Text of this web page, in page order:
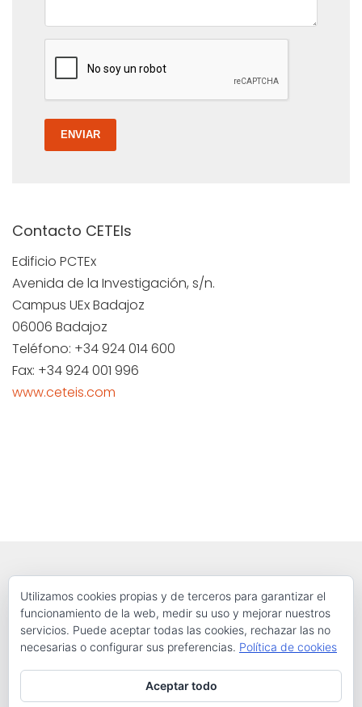
ENVIAR
Contacto CETEIs
Edificio PCTEx
Avenida de la Investigación, s/n.
Campus UEx Badajoz
06006 Badajoz
Teléfono: +34 924 014 600
Fax: +34 924 001 996
www.ceteis.com
El proyecto CETEIs (Centros Transfronterizos de Apoyo al Emprendedor
(POCTEP) 2014–2020.
Utilizamos cookies propias y de terceros para garantizar el
funcionamiento de la web, medir su uso y mejorar nuestros
servicios. Puede aceptar todas las cookies, rechazar las no
necesarias o configurar sus preferencias. Política de cookies
Aceptar todo